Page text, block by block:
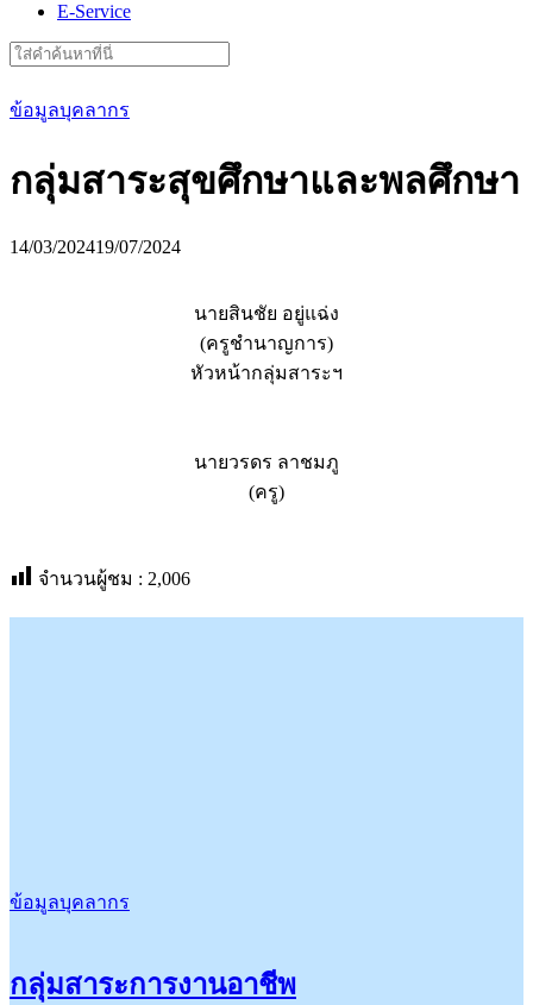
E-Service
Search
for:
ข้อมูลบุคลากร
กลุ่มสาระสุขศึกษาและพลศึกษา
14/03/202419/07/2024
นายสินชัย อยู่แฉ่ง
(ครูชำนาญการ)
หัวหน้ากลุ่มสาระฯ
นายวรดร ลาชมภู
(ครู)
จำนวนผู้ชม : 2,006
ข้อมูลบุคลากร
กลุ่มสาระการงานอาชีพ